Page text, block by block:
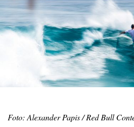
Foto: Alexander Papis / Red Bull